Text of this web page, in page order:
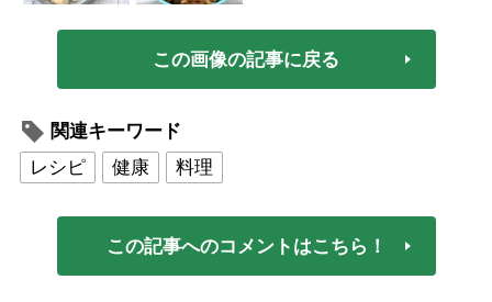
この画像の記事に戻る
関連キーワード
レシピ
健康 料理
この記事へのコメントはこちら！